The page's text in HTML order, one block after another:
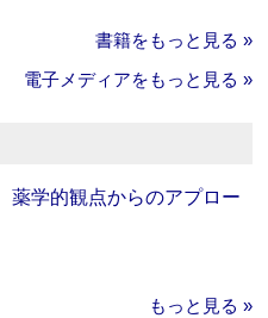
書籍をもっと見る »
電子メディアをもっと見る »
薬学的観点からのアプロー
もっと見る »